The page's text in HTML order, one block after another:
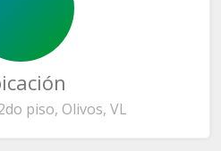
piso, Olivos, VL